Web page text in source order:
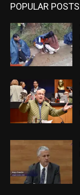
POPULAR POSTS